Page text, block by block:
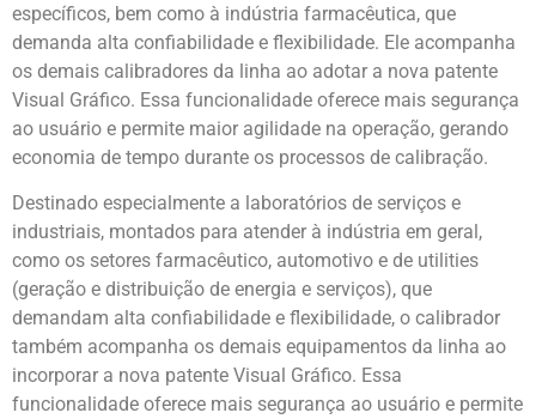
específicos, bem como à indústria farmacêutica, que
demanda alta confiabilidade e flexibilidade. Ele acompanha
os demais calibradores da linha ao adotar a nova patente
Visual Gráfico. Essa funcionalidade oferece mais segurança
ao usuário e permite maior agilidade na operação, gerando
economia de tempo durante os processos de calibração.
Destinado especialmente a laboratórios de serviços e
industriais, montados para atender à indústria em geral,
como os setores farmacêutico, automotivo e de utilities
(geração e distribuição de energia e serviços), que
demandam alta confiabilidade e flexibilidade, o calibrador
também acompanha os demais equipamentos da linha ao
incorporar a nova patente Visual Gráfico. Essa
funcionalidade oferece mais segurança ao usuário e permite